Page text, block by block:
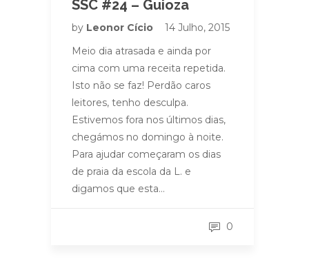
SSC #24 – Guioza
by Leonor Cício
14 Julho, 2015
Meio dia atrasada e ainda por
cima com uma receita repetida.
Isto não se faz! Perdão caros
leitores, tenho desculpa.
Estivemos fora nos últimos dias,
chegámos no domingo à noite.
Para ajudar começaram os dias
de praia da escola da L. e
digamos que esta…
0